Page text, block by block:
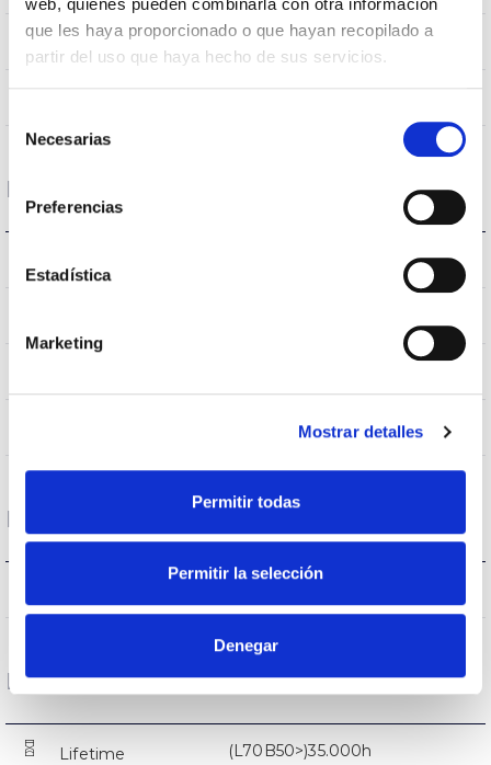
web, quienes pueden combinarla con otra información
que les haya proporcionado o que hayan recopilado a
partir del uso que haya hecho de sus servicios.
Necesarias
Preferencias
Estadística
Marketing
Mostrar detalles
Permitir todas
Permitir la selección
Denegar
Opening angle 120
Housing and Finish
AL
Performance
Life
Lifetime (L70B50>)35.000h